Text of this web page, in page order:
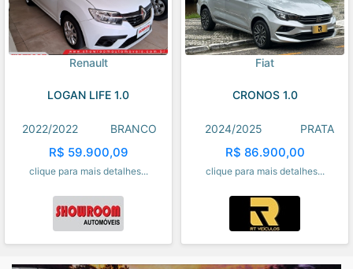
Renault
LOGAN LIFE 1.0
2022/2022 BRANCO
R$ 59.900,09
clique para mais detalhes...
Fiat
CRONOS 1.0
2024/2025 PRATA
R$ 86.900,00
clique para mais detalhes...